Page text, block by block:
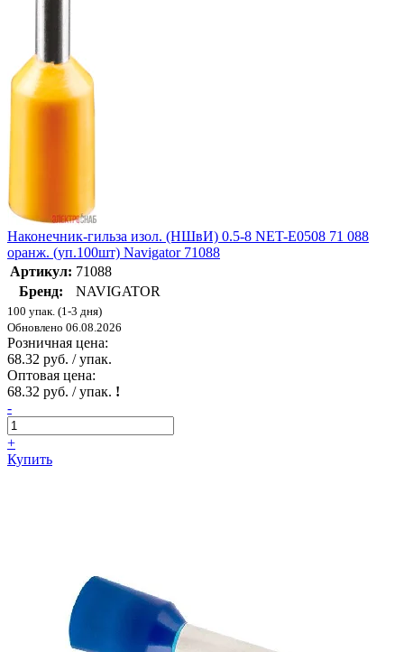
Наконечник-гильза изол. (НШвИ) 0.5-8 NET-Е0508 71 088
оранж. (уп.100шт) Navigator 71088
Артикул: 71088
Бренд:
NAVIGATOR
100 упак. (1-3 дня)
Обновлено 06.08.2026
Розничная цена:
68.32 руб. / упак.
Оптовая цена:
68.32 руб. / упак. !
-
+
Купить